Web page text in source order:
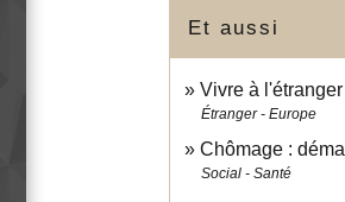
Et aussi
Vivre à l'étranger
Étranger - Europe
Chômage :
Social - Santé